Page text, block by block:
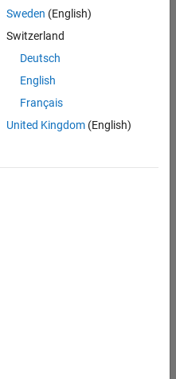
Sweden (English)
Switzerland
Deutsch
English
Français
United Kingdom(English)